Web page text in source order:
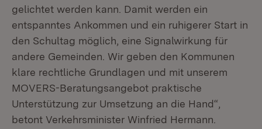
gelichtet werden kann. Damit werden ein
entspanntes Ankommen und ein ruhigerer Start in
den Schultag möglich, eine Signalwirkung für
andere Gemeinden. Wir geben den Kommunen
klare rechtliche Grundlagen und mit unserem
MOVERS-Beratungsangebot praktische
Unterstützung zur Umsetzung an die Hand“,
betont Verkehrsminister Winfried Hermann.